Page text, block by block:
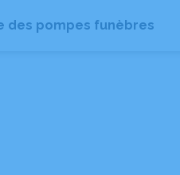
des pompes funèbres